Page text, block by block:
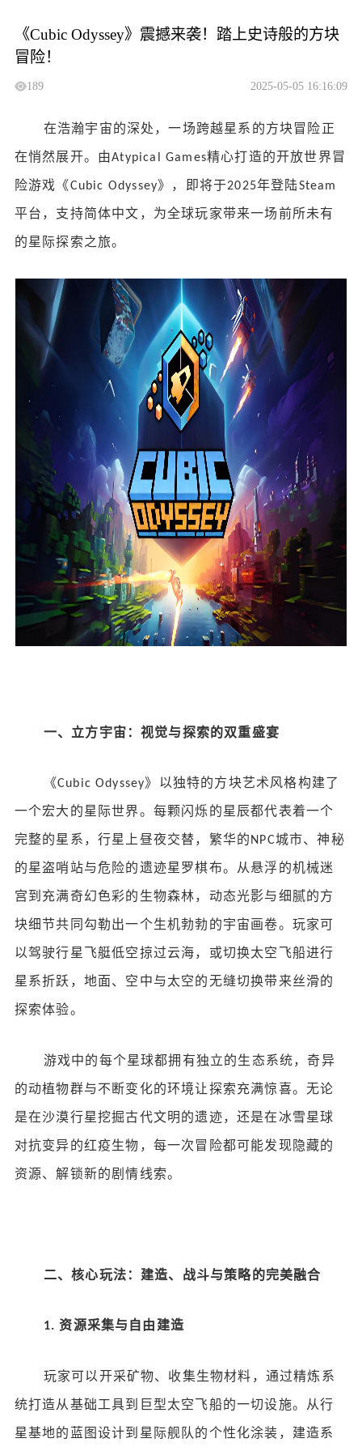
《Cubic Odyssey》震撼来袭！踏上史诗般的方块
冒险！
189 2025-05-05 16:16:09
在浩瀚宇宙的深处，一场跨越星系的方块冒险正
在悄然展开。由Atypical Games精心打造的开放世界冒
险游戏《Cubic Odyssey》，即将于2025年登陆Steam
平台，支持简体中文，为全球玩家带来一场前所未有
的星际探索之旅。
一、立方宇宙：视觉与探索的双重盛宴
《Cubic Odyssey》以独特的方块艺术风格构建了
一个宏大的星际世界。每颗闪烁的星辰都代表着一个
完整的星系，行星上昼夜交替，繁华的NPC城市、神秘
的星盗哨站与危险的遗迹星罗棋布。从悬浮的机械迷
宫到充满奇幻色彩的生物森林，动态光影与细腻的方
块细节共同勾勒出一个生机勃勃的宇宙画卷。玩家可
以驾驶行星飞艇低空掠过云海，或切换太空飞船进行
星系折跃，地面、空中与太空的无缝切换带来丝滑的
探索体验。
游戏中的每个星球都拥有独立的生态系统，奇异
的动植物群与不断变化的环境让探索充满惊喜。无论
是在沙漠行星挖掘古代文明的遗迹，还是在冰雪星球
对抗变异的红疫生物，每一次冒险都可能发现隐藏的
资源、解锁新的剧情线索。
二、核心玩法：建造、战斗与策略的完美融合
1.资源采集与自由建造
玩家可以开采矿物、收集生物材料，通过精炼系
统打造从基础工具到巨型太空飞船的一切设施。从行
星基地的蓝图设计到星际舰队的个性化涂装，建造系